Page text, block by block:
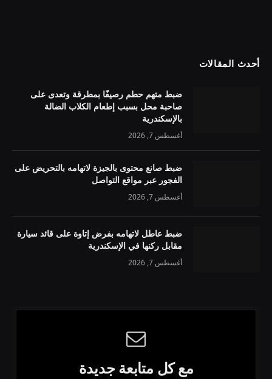
أحدث المقالات
ضبط متهم حطم رصيفًا بمطرقة وتعدى على
صاحبة محل بسبب إطعام الكلاب الضالة
بالإسكندرية
أغسطس 7, 2026
ضبط صانع محتوى بالجيزة لاتهامه بالتحريض على
الفجور عبر مواقع التواصل
أغسطس 7, 2026
ضبط عاطل لاتهامه بفرض إتاوة على قائد سيارة
مقابل ركنها في الإسكندرية
أغسطس 7, 2026
مع كل متابعة جديدة